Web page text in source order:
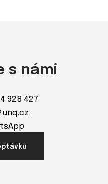
s námi
928 427